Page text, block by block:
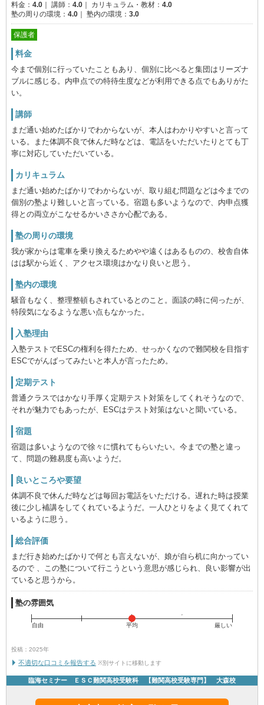
料金： 4.0 講師： 4.0 カリキュラム・教材： 4.0
塾の周りの環境： 4.0 塾内の環境： 3.0
保護者
料金
今まで個別に行っていたこともあり、個別に比べると集団はリーズナ
ブルに感じる。内申点での特待生度などが利用できる点でもありがた
い。
講師
まだ通い始めたばかりでわからないが、本人はわかりやすいと言って
いる。また体調不良で休んだ時などは、電話をいただいたりとても丁
寧に対応していただいている。
カリキュラム
まだ通い始めたばかりでわからないが、取り組む問題などは今までの
個別の塾より難しいと言っている。宿題も多いようなので、内申点獲
得との両立がこなせるかいささか心配である。
塾の周りの環境
我が家からは電車を乗り換えるためやや遠くはあるものの、校舎自体
はは駅から近く、アクセス環境はかなり良いと思う。
塾内の環境
騒音もなく、整理整頓もされているとのこと。面談の時に伺ったが、
特段気になるような悪い点もなかった。
入塾理由
入塾テストでESCの権利を得たため、せっかくなので難関校を目指す
ESCでがんばってみたいと本人が言ったため。
定期テスト
普通クラスではかなり手厚く定期テスト対策をしてくれそうなので、
それが魅力でもあったが、ESCはテスト対策はないと聞いている。
宿題
宿題は多いようなので徐々に慣れてもらいたい。今までの塾と違っ
て、問題の難易度も高いようだ。
良いところや要望
体調不良で休んだ時などは毎回お電話をいただける。遅れた時は授業
後に少し補講をしてくれているようだ。一人ひとりをよく見てくれて
いるように思う。
総合評価
まだ行き始めたばかりで何とも言えないが、娘が自ら机に向かってい
るので 、この塾について行こうという意思が感じられ、良い影響が出
ていると思うから。
塾の雰囲気
自由 平均 厳しい
投稿：2025年
不適切な口コミを報告する ※別サイトに移動します
臨海セミナー ＥＳＣ難関高校受験科 【難関高校受験専門】 大森校